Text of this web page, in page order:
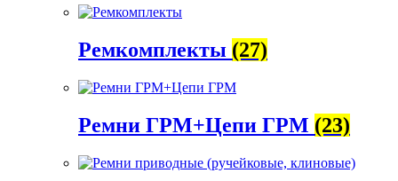
Ремкомплекты (27)
Ремни ГРМ+Цепи ГРМ (23)